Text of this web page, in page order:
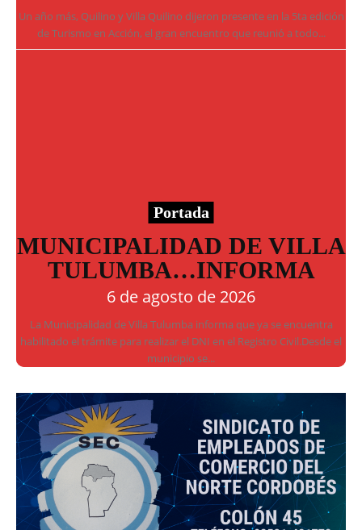
Un año más, Quilino y Villa Quilino dijeron presente en la 5ta edición
de Turismo en Acción, el gran encuentro que reunió a todo...
Portada
MUNICIPALIDAD DE VILLA
TULUMBA…INFORMA
6 de agosto de 2026
La Municipalidad de Villa Tulumba informa que ya se encuentra
habilitado el trámite para realizar el DNI en el Registro Civil.Desde el
municipio se...